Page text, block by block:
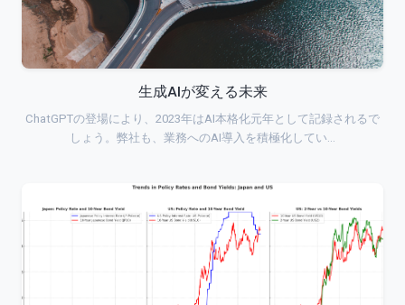
生成AIが変える未来
ChatGPTの登場により、2023年はAI本格化元年として記録されるで
しょう。弊社も、業務へのAI導入を積極化してい…